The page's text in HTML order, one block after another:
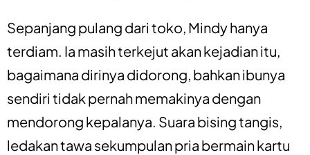
Sepanjang pulang dari toko, Mindy hanya
terdiam. Ia masih terkejut akan kejadian itu,
bagaimana dirinya didorong, bahkan ibunya
sendiri tidak pernah memakinya dengan
mendorong kepalanya. Suara bising tangis,
ledakan tawa sekumpulan pria bermain kartu